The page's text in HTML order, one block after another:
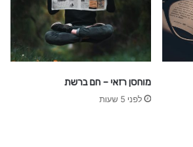
מוחסן רזאי – חם ברשת
לפני 5 שעות